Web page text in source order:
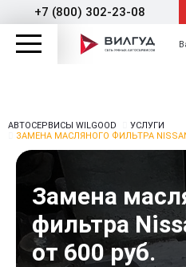
+7 (800) 302-23-08
АВТОСЕРВИСЫ WILGOOD
УСЛУГИ
ЗАМЕНА МАСЛЯНОГО ФИЛЬТРА NISSAN
Замена
фильтра
от 600 руб.